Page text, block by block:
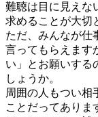
難聴は目に見えな
求めることが大切
ただ、みんなが仕
言ってもらえます
い」とお願いする
しょうか。
周囲の人もつい相
ことだってありま